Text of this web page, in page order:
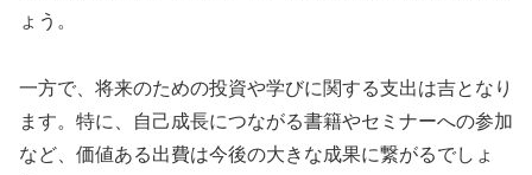
ょう。
一方で、将来のための投資や学びに関する支出は吉となり
ます。特に、自己成長につながる書籍やセミナーへの参加
など、価値ある出費は今後の大きな成果に繋がるでしょ